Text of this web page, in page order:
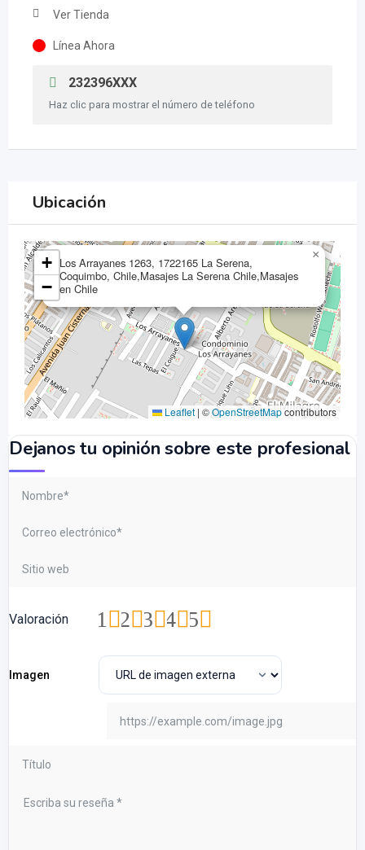
Ver Tienda
Línea Ahora
232396XXX
Haz clic para mostrar el número de teléfono
Ubicación
Los Arrayanes 1263, 1722165 La Serena,
Coquimbo, Chile,Masajes La Serena Chile,Masajes
en Chile
×
+
−
Leaflet | ©OpenStreetMapcontributors
Dejanos tu opinión sobre este profesional
Valoración 5
4
3
2
1
Imagen